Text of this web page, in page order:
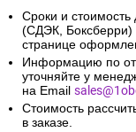
Сроки и стоимость
(СДЭК, Боксберри)
странице
Информацию по
уточняйте у
на Email
Стоимость
в заказе.